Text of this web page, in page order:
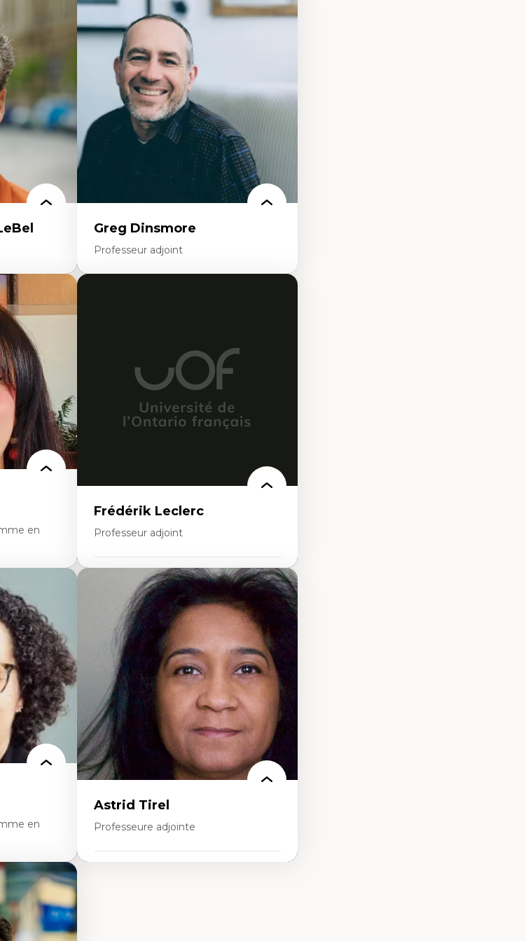
Expertises
Économie circulaire
Modèles d’affaires durables
Histoire des faits économiques
Gestion durable des ressources naturelles
Écologie industrielle
Aménagement durable du territoire
Développement régional
Coopératives
Télétravail en milieu rural francophone
Transition socio-écologique
Greg Dinsmore
Professeur adjoint
Analyse des comportements numériques à
travers les données massives et l’IA
Recherche quantitative et qualitative sur
les auditoires médiatiques
numérique et l’IA
Théorie des droits de la personne
La pensée politique d’Hannah Arendt
en
en santé
d'essais
rapports
Frédérik Leclerc
Professeur adjoint
Expertises
Théories et pratiques de l’urbanisme
Urbanisme durable
Histoire de l’urbanisme
Théories sur la
territorialité/territorialisation
en
des
et en
Astrid Tirel
Professeure adjointe